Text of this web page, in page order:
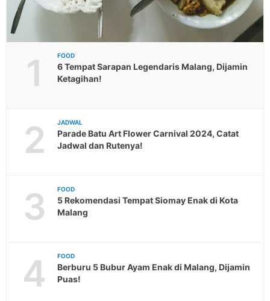
1 FOOD
6 Tempat Sarapan Legendaris Malang, Dijamin
Ketagihan!
2 JADWAL
Parade Batu Art Flower Carnival 2024, Catat
Jadwal dan Rutenya!
3 FOOD
5 Rekomendasi Tempat Siomay Enak di Kota
Malang
4 FOOD
Berburu 5 Bubur Ayam Enak di Malang, Dijamin
Puas!